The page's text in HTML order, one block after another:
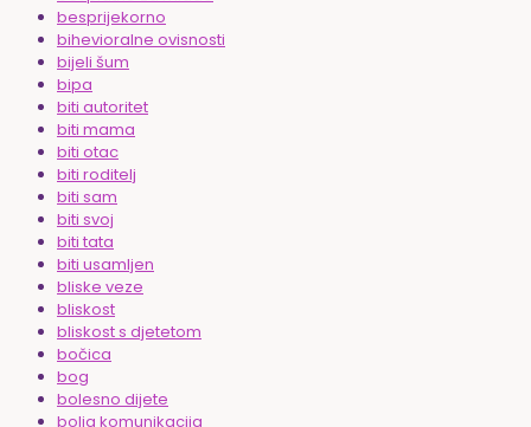
besprijekorno
bihevioralne ovisnosti
bijeli šum
bipa
biti autoritet
biti mama
biti otac
biti roditelj
biti sam
biti svoj
biti tata
biti usamljen
bliske veze
bliskost
bliskost s djetetom
bočica
bog
bolesno dijete
bolja komunikacija